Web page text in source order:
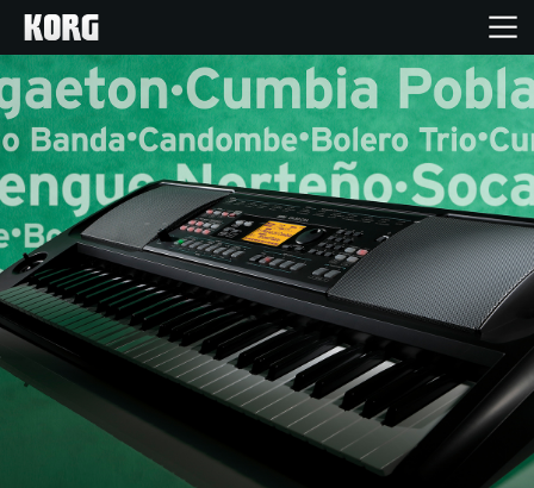
Inicio
Productos
Características
Eventos
Localizador de Tiendas